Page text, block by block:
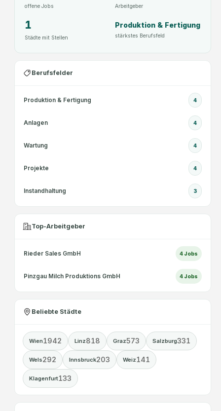
offene Jobs Arbeitgeber
1
Städte mit Stellen
Produktion & Fertigung
stärkstes Berufsfeld
Berufsfelder
Produktion & Fertigung 4
Anlagen 4
Wartung 4
Projekte 4
Instandhaltung 3
Top-Arbeitgeber
Rieder Sales GmbH 4 Jobs
Pinzgau Milch Produktions GmbH 4 Jobs
Beliebte Städte
Wien1942 Linz818 Graz573 Salzburg331
Wels292 Innsbruck203 Weiz141
Klagenfurt133